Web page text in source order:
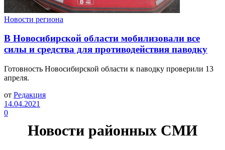
Новости региона
В Новосибирской области мобилизовали все
силы и средства для противодействия паводку
Готовность Новосибирской области к паводку проверили 13
апреля.
от Редакция
14.04.2021
0